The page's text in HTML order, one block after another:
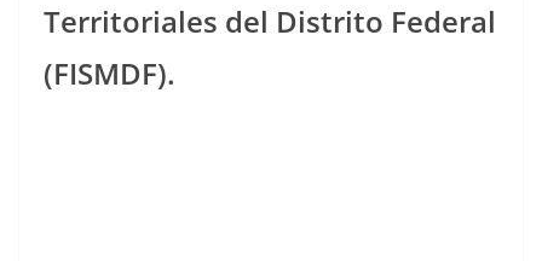
Territoriales del Distrito Federal
(FISMDF).